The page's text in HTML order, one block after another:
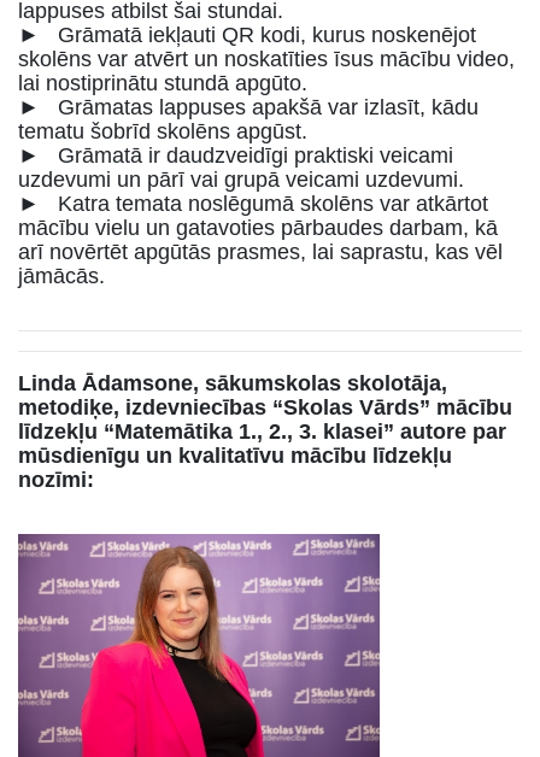
lappuses atbilst šai stundai.
► Grāmatā iekļauti QR kodi, kurus noskenējot
skolēns var atvērt un noskatīties īsus mācību video,
lai nostiprinātu stundā apgūto.
► Grāmatas lappuses apakšā var izlasīt, kādu
tematu šobrīd skolēns apgūst.
► Grāmatā ir daudzveidīgi praktiski veicami
uzdevumi un pārī vai grupā veicami uzdevumi.
► Katra temata noslēgumā skolēns var atkārtot
mācību vielu un gatavoties pārbaudes darbam, kā
arī novērtēt apgūtās prasmes, lai saprastu, kas vēl
jāmācās.
Linda Ādamsone, sākumskolas skolotāja,
metodiķe, izdevniecības “Skolas Vārds” mācību
līdzekļu “Matemātika 1., 2., 3. klasei” autore par
mūsdienīgu un kvalitatīvu mācību līdzekļu
nozīmi: